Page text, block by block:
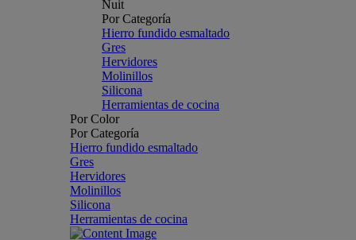
Nuit
Por Categoría
Hierro fundido esmaltado
Gres
Hervidores
Molinillos
Silicona
Herramientas de cocina
Por Color
Por Categoría
Hierro fundido esmaltado
Gres
Hervidores
Molinillos
Silicona
Herramientas de cocina